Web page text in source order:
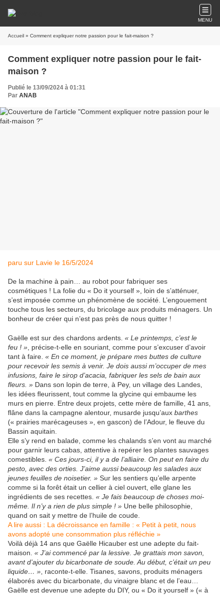
MENU
Accueil » Comment expliquer notre passion pour le fait-maison ?
Comment expliquer notre passion pour le fait-
maison ?
Publié le 13/09/2024 à 01:31
Par ANAB
paru sur Lavie le 16/5/2024
De la machine à pain… au robot pour fabriquer ses
cosmétiques ! La folie du « Do it yourself », loin de s’atténuer,
s’est imposée comme un phénomène de société. L’engouement
touche tous les secteurs, du bricolage aux produits ménagers. Un
bonheur de créer qui n’est pas près de nous quitter !
Gaëlle est sur des chardons ardents. « Le printemps, c’est le
feu ! » , précise-t-elle en souriant, comme pour s’excuser d’avoir
tant à faire. « En ce moment, je prépare mes buttes de culture
pour recevoir les semis à venir. Je dois aussi m’occuper de mes
infusions, faire le sirop d’acacia, fabriquer les sels de bain aux
fleurs. » Dans son lopin de terre, à Pey, un village des Landes,
les idées fleurissent, tout comme la glycine qui embaume les
murs en pierre. Entre deux projets, cette mère de famille, 41 ans,
flâne dans la campagne alentour, musarde jusqu’aux barthes
(« prairies marécageuses », en gascon) de l’Adour, le fleuve du
Bassin aquitain.
Elle s’y rend en balade, comme les chalands s’en vont au marché
pour garnir leurs cabas, attentive à repérer les plantes sauvages
comestibles. « Ces jours-ci, il y a de l’alliaire. On peut en faire du
pesto, avec des orties. J’aime aussi beaucoup les salades aux
jeunes feuilles de noisetier. » Sur les sentiers qu’elle arpente
comme si la forêt était un cellier à ciel ouvert, elle glane les
ingrédients de ses recettes. « Je fais beaucoup de choses moi-
même. Il n’y a rien de plus simple ! » Une belle philosophie,
quand on sait y mettre de l’huile de coude.
A lire aussi : La décroissance en famille : « Petit à petit, nous
avons adopté une consommation plus réfléchie »
Voilà déjà 14 ans que Gaëlle Hicauber est une adepte du fait-
maison. « J’ai commencé par la lessive. Je grattais mon savon,
avant d’ajouter du bicarbonate de soude. Au début, c’était un peu
liquide… » , raconte-t-elle. Tisanes, savons, produits ménagers
élaborés avec du bicarbonate, du vinaigre blanc et de l’eau…
Gaëlle est devenue une adepte du DIY, ou « Do it yourself » (« à